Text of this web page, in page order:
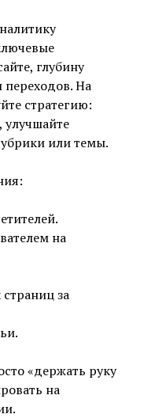
глубину
переходов. На
стратегию:
улучшайте
или темы.
на
за
«держать руку
на